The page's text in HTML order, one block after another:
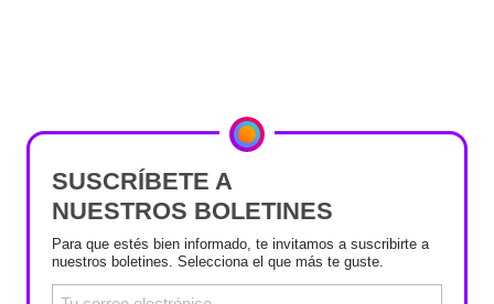
SUSCRÍBETE A
NUESTROS BOLETINES
Para que estés bien informado, te invitamos a suscribirte a
nuestros boletines. Selecciona el que más te guste.